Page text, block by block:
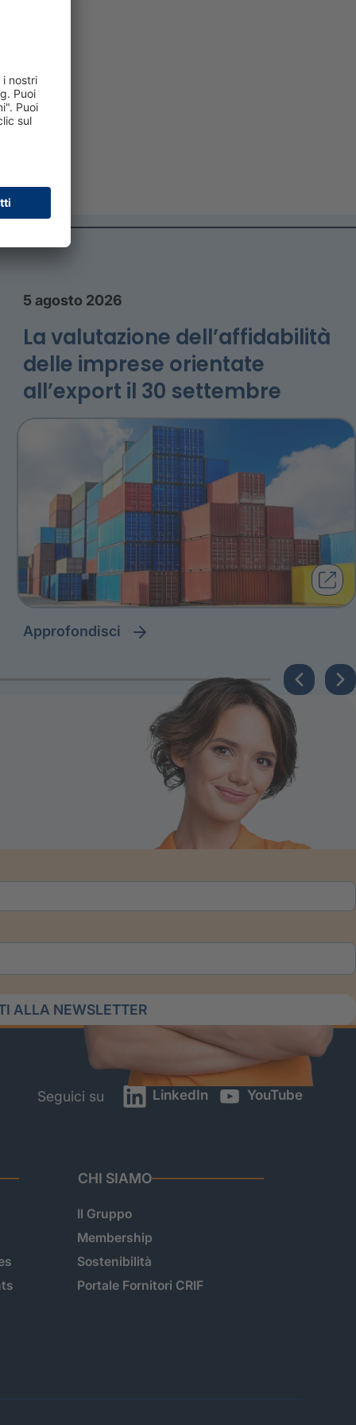
5 agosto 2026
La valutazione dell’affidabilità
delle imprese orientate
all’export il 30 settembre
approfondisci
ALLA NEWSLETTER
Seguici su LinkedIn YouTube
CHI SIAMO
Il Gruppo
Membership
Sostenibilità
Portale Fornitori CRIF